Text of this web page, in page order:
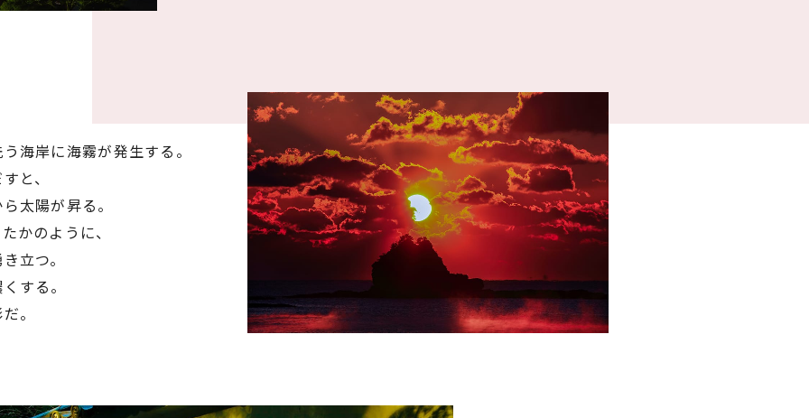
海岸に海霧が発生する。
と、
太陽が昇る。
かのように、
立つ。
する。
。